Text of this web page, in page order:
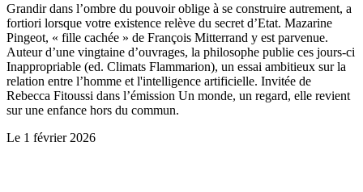
Grandir dans l’ombre du pouvoir oblige à se construire autrement, a
fortiori lorsque votre existence relève du secret d’Etat. Mazarine
Pingeot, « fille cachée » de François Mitterrand y est parvenue.
Auteur d’une vingtaine d’ouvrages, la philosophe publie ces jours-ci
Inappropriable (ed. Climats Flammarion), un essai ambitieux sur la
relation entre l’homme et l'intelligence artificielle. Invitée de
Rebecca Fitoussi dans l’émission Un monde, un regard, elle revient
sur une enfance hors du commun.
Le 1 février 2026